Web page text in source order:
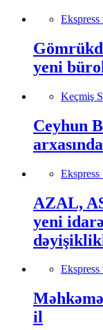
yeni
Keçmiş
Ceyhun
AZAL,
yeni
il